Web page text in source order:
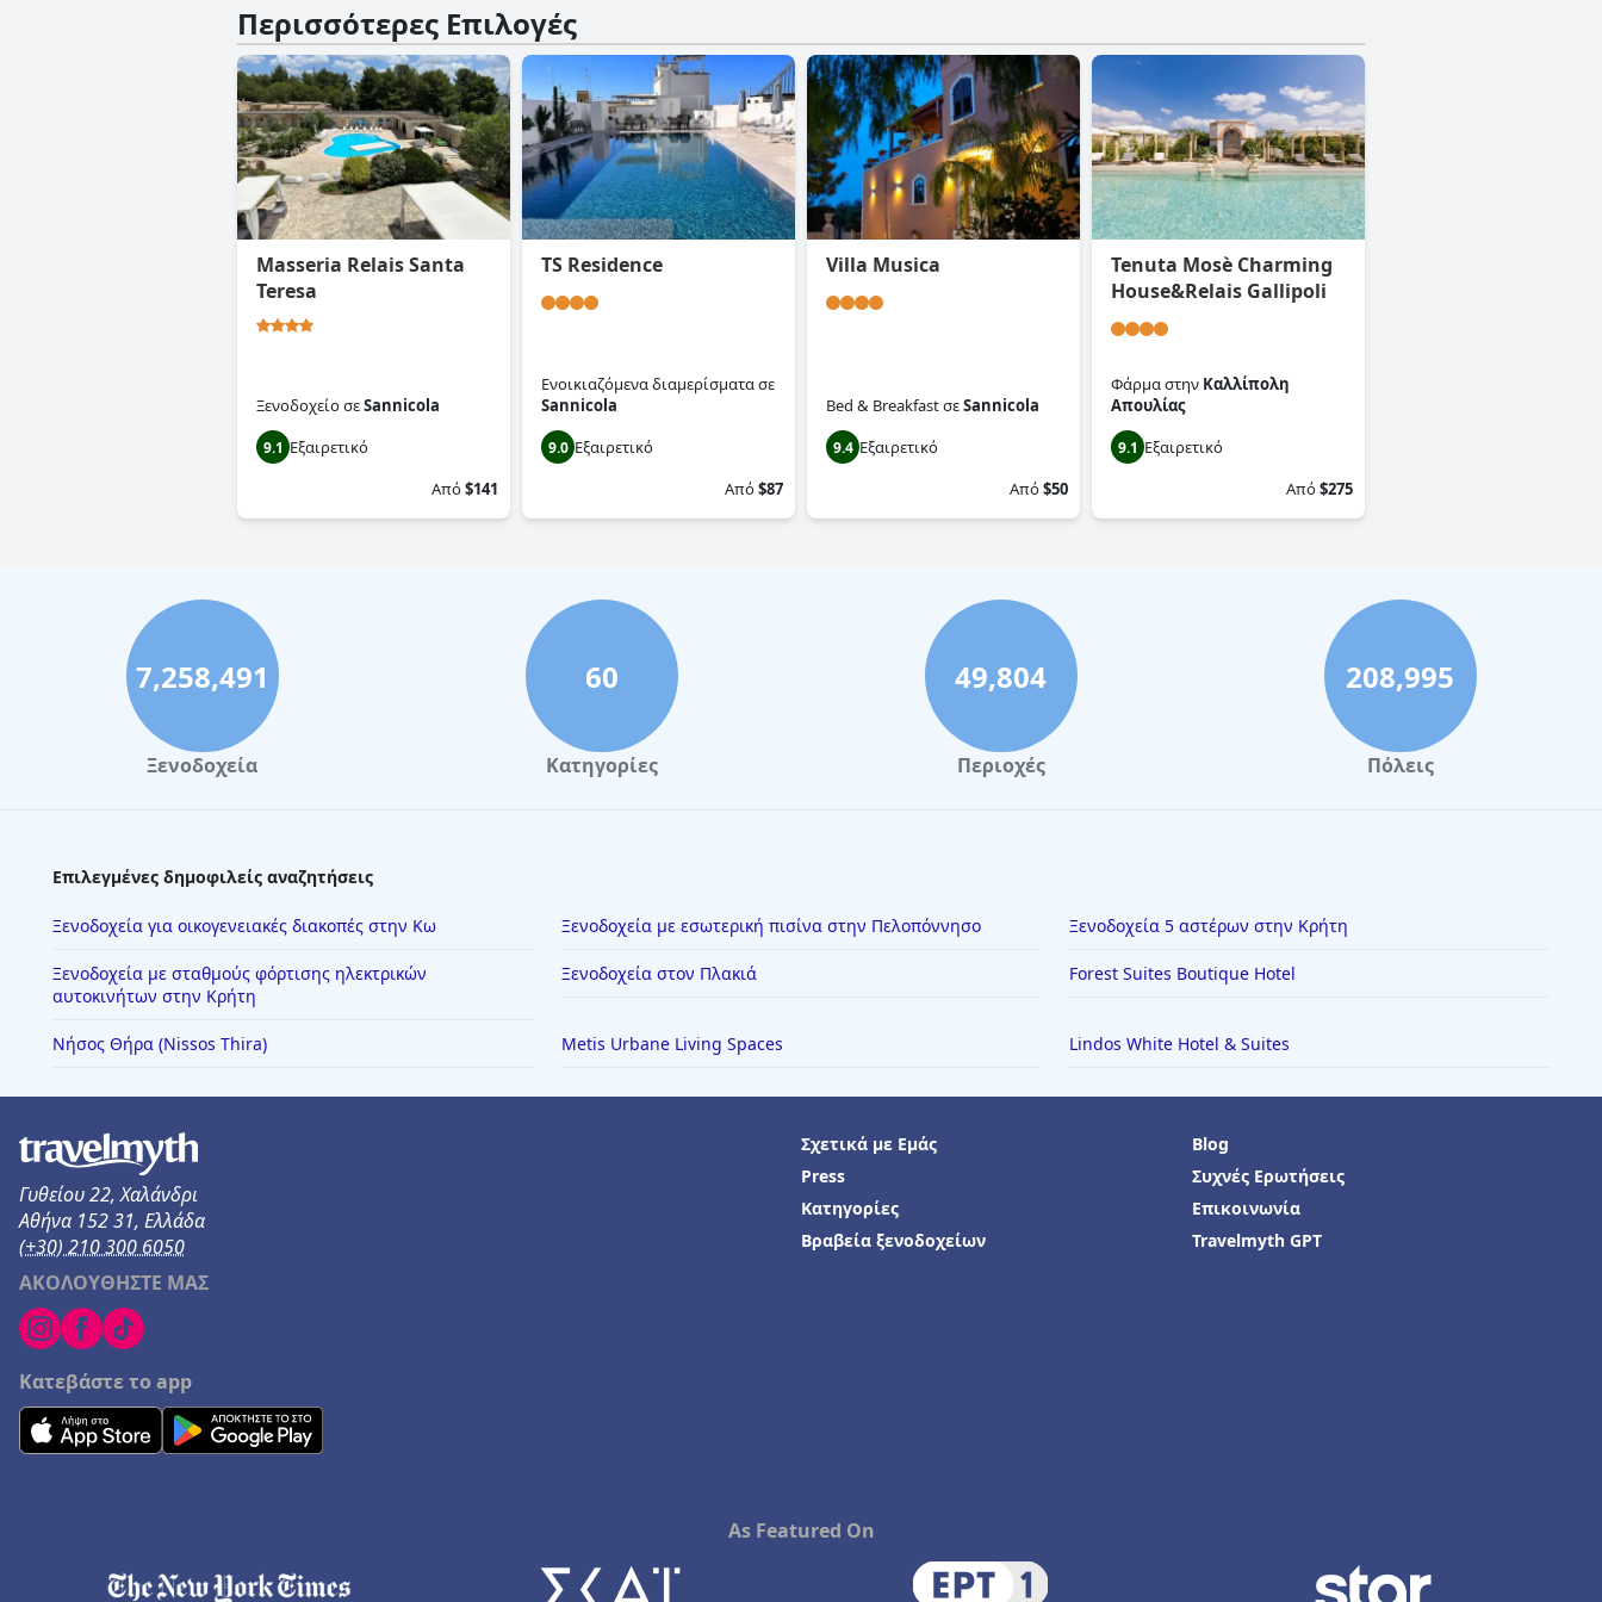
Περισσότερες Επιλογές
Masseria Relais Santa
Teresa
ΞενοδοχείοσεSannicola
9.1 Εξαιρετικό
Από$141
TS Residence
Ενοικιαζόμενα διαμερίσματασε
Sannicola
9.0 Εξαιρετικό
Από$87
Villa Musica
Bed & BreakfastσεSannicola
9.4 Εξαιρετικό
Από$50
Tenuta Mosè Charming
House&Relais Gallipoli
Φάρμαστην Καλλίπολη
Απουλίας
9.1 Εξαιρετικό
Από$275
7,258,491
Ξενοδοχεία
60
Κατηγορίες
49,804
Περιοχές
208,995
Πόλεις
Επιλεγμένες δημοφιλείς αναζητήσεις
Ξενοδοχεία για οικογενειακές διακοπές στην Κω Ξενοδοχεία με εσωτερική πισίνα στην Πελοπόννησο Ξενοδοχεία 5 αστέρων στην Κρήτη
Ξενοδοχεία με σταθμούς φόρτισης ηλεκτρικών
αυτοκινήτων στην Κρήτη
Ξενοδοχεία στον Πλακιά Forest Suites Boutique Hotel
Νήσος Θήρα (Nissos Thira) Metis Urbane Living Spaces Lindos White Hotel & Suites
Γυθείου 22, Χαλάνδρι
Αθήνα 152 31, Ελλάδα
(+30) 210 300 6050
ΑΚΟΛΟΥΘΗΣΤΕ ΜΑΣ
Κατεβάστε το app
Σχετικά με Εμάς
Press
Κατηγορίες
Βραβεία ξενοδοχείων
Blog
Συχνές Ερωτήσεις
Επικοινωνία
Travelmyth GPT
As Featured On